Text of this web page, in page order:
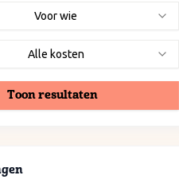
Voor wie
Alle kosten
Toon resultaten